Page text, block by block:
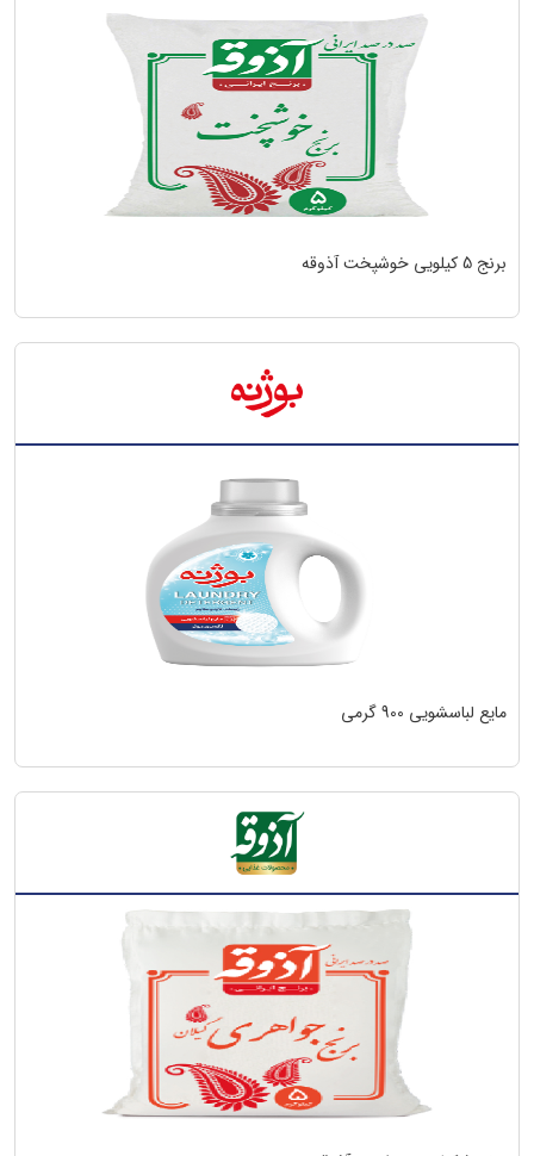
برنج 5 کیلویی خوشپخت آذوقه
مایع لباسشویی 900 گرمی